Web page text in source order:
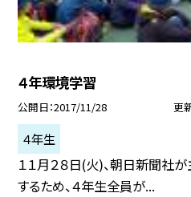
４年環境学習
公開日 2017/11/28 更
４年生
１１月２８日(火)、朝日新聞社
するため、４年生全員が...